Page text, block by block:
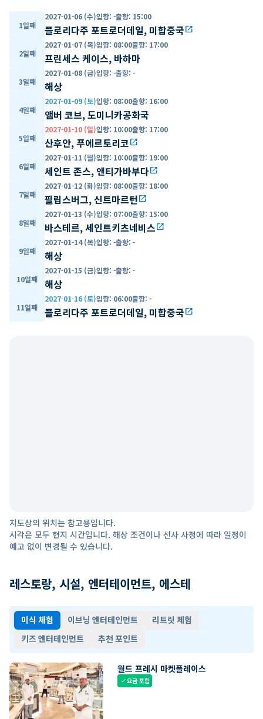
1일째
2027-01-06 (수)입항: -출항: 15:00
플로리다주 포트로더데일, 미합중국open_in_new
2일째
2027-01-07 (목)입항: 08:00출항: 17:00
프린세스 케이스, 바하마
3일째
2027-01-08 (금)입항: -출항: -
해상
4일째
2027-01-09 (토)입항: 08:00출항: 16:00
앰버 코브, 도미니카공화국
5일째
2027-01-10 (일)입항: 10:00출항: 17:00
산후안, 푸에르토리코open_in_new
6일째
2027-01-11 (월)입항: 10:00출항: 19:00
세인트 존스, 앤티가바부다open_in_new
7일째
2027-01-12 (화)입항: 08:00출항: 18:00
필립스버그, 신트마르턴open_in_new
8일째
2027-01-13 (수)입항: 07:00출항: 15:00
바스테르, 세인트키츠네비스open_in_new
9일째
2027-01-14 (목)입항: -출항: -
해상
10일째
2027-01-15 (금)입항: -출항: -
해상
11일째
2027-01-16 (토)입항: 06:00출항: -
플로리다주 포트로더데일, 미합중국open_in_new
지도상의 위치는 참고용입니다.
시각은 모두 현지 시간입니다. 해상 조건이나 선사 사정에 따라 일정이
예고 없이 변경될 수 있습니다.
레스토랑, 시설, 엔터테이먼트, 에스테
미식 체험 이브닝 엔터테인먼트
리트릿 체험
키즈 엔터테인먼트
추천 포인트
월드 프레시 마켓플레이스
check요금 포함